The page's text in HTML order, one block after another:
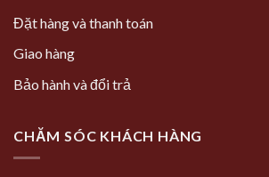
Đặt hàng và thanh toán
Giao hàng
Bảo hành và đổi trả
CHĂM SÓC KHÁCH HÀNG